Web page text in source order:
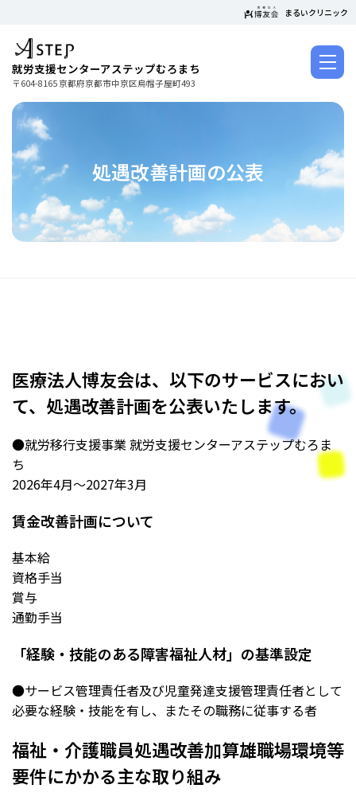
まるいクリニック
就労支援センターアステップむろまち
〒604-8165 京都府京都市中京区烏帽子屋町493
処遇改善計画の公表
医療法人博友会は、以下のサービスにおい
て、処遇改善計画を公表いたします。
●就労移行支援事業 就労支援センターアステップむろま
ち
2026年4月～2027年3月
賃金改善計画について
基本給
資格手当
賞与
通勤手当
「経験・技能のある障害福祉人材」の基準設定
●サービス管理責任者及び児童発達支援管理責任者として
必要な経験・技能を有し、またその職務に従事する者
福祉・介護職員処遇改善加算雄職場環境等
要件にかかる主な取り組み